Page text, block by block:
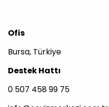
Ofis
Bursa, Türkiye
Destek Hattı
0 507 458 99 75